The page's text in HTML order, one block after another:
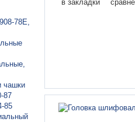
78Е,
чашки
87
85
в закладки